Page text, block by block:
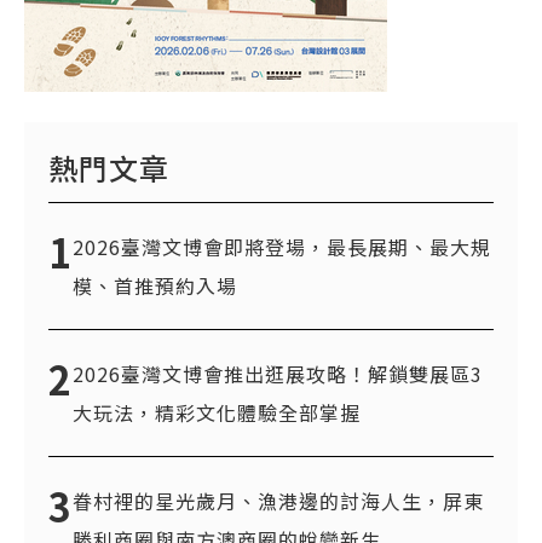
熱門文章
12026臺灣文博會即將登場，最長展期、最大規
模、首推預約入場
22026臺灣文博會推出逛展攻略！解鎖雙展區3
大玩法，精彩文化體驗全部掌握
3眷村裡的星光歲月、漁港邊的討海人生，屏東